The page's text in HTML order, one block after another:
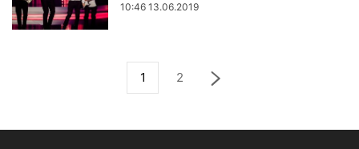
10:46 13.06.2019
1 2